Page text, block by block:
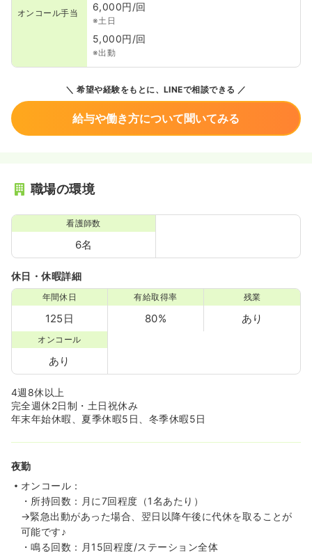
オンコール手当
6,000円/回
※土日
5,000円/回
※出動
希望や経験をもとに、LINEで相談できる
給与や働き方について聞いてみる
職場の環境
看護師数
6名
休日・休暇詳細
年間休日
125日
有給取得率
80%
残業
あり
オンコール
あり
4週8休以上
完全週休2日制・土日祝休み
年末年始休暇、夏季休暇5日、冬季休暇5日
夜勤
オンコール：
・所持回数：月に7回程度（1名あたり）
→緊急出動があった場合、翌日以降午後に代休を取ることが
可能です♪
・鳴る回数：月15回程度/ステーション全体